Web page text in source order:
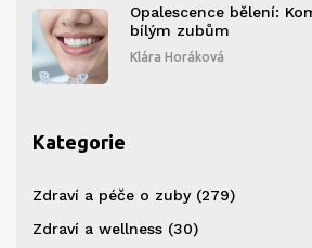
Opalescence bělení:
bílým zubům
Klára Horáková
Kategorie
Zdraví a péče o zuby (279)
Zdraví a wellness (30)